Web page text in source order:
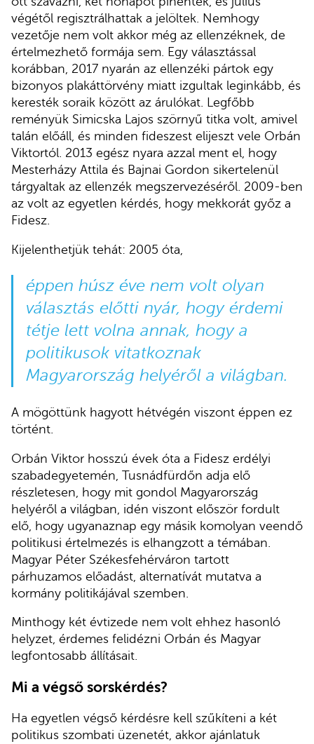
végétől regisztrálhattak a jelöltek. Nemhogy
vezetője nem volt akkor még az ellenzéknek, de
értelmezhető formája sem. Egy választással
korábban, 2017 nyarán az ellenzéki pártok egy
bizonyos plakáttörvény miatt izgultak leginkább, és
keresték soraik között az árulókat. Legfőbb
reményük Simicska Lajos szörnyű titka volt, amivel
talán előáll, és minden fideszest elijeszt vele Orbán
Viktortól. 2013 egész nyara azzal ment el, hogy
Mesterházy Attila és Bajnai Gordon sikertelenül
tárgyaltak az ellenzék megszervezéséről. 2009-ben
az volt az egyetlen kérdés, hogy mekkorát győz a
Fidesz.
Kijelenthetjük tehát: 2005 óta,
éppen húsz éve nem volt olyan
választás előtti nyár, hogy érdemi
tétje lett volna annak, hogy a
politikusok vitatkoznak
Magyarország helyéről a világban.
A mögöttünk hagyott hétvégén viszont éppen ez
történt.
Orbán Viktor hosszú évek óta a Fidesz erdélyi
szabadegyetemén, Tusnádfürdőn adja elő
részletesen, hogy mit gondol Magyarország
helyéről a világban, idén viszont először fordult
elő, hogy ugyanaznap egy másik komolyan veendő
politikusi értelmezés is elhangzott a témában.
Magyar Péter Székesfehérváron tartott
párhuzamos előadást, alternatívát mutatva a
kormány politikájával szemben.
Minthogy két évtizede nem volt ehhez hasonló
helyzet, érdemes felidézni Orbán és Magyar
legfontosabb állításait.
Mi a végső sorskérdés?
Ha egyetlen végső kérdésre kell szűkíteni a két
politikus szombati üzenetét, akkor ajánlatuk